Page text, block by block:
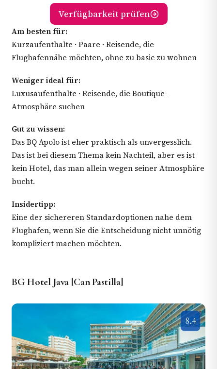
Verfügbarkeit prüfen
Am besten für:
Kurzaufenthalte · Paare · Reisende, die
Flughafennähe möchten, ohne zu basic zu wohnen
Weniger ideal für:
Luxusaufenthalte · Reisende, die Boutique-
Atmosphäre suchen
Gut zu wissen:
Das BQ Apolo ist eher praktisch als unvergesslich.
Das ist bei diesem Thema kein Nachteil, aber es ist
kein Hotel, das man allein wegen seiner Atmosphäre
bucht.
Insidertipp:
Eine der sichereren Standardoptionen nahe dem
Flughafen, wenn Sie die Entscheidung nicht unnötig
kompliziert machen möchten.
BG Hotel Java [Can Pastilla]